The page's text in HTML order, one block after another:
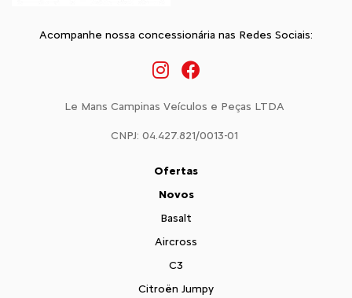
Acompanhe nossa concessionária nas Redes Sociais:
Le Mans Campinas Veículos e Peças LTDA
CNPJ: 04.427.821/0013-01
Ofertas
Novos
Basalt
Aircross
C3
Citroën Jumpy